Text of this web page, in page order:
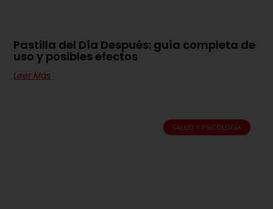
Pastilla del Día Después: guía completa de
uso y posibles efectos
Leer Más
SALUD Y PSICOLOGÍA